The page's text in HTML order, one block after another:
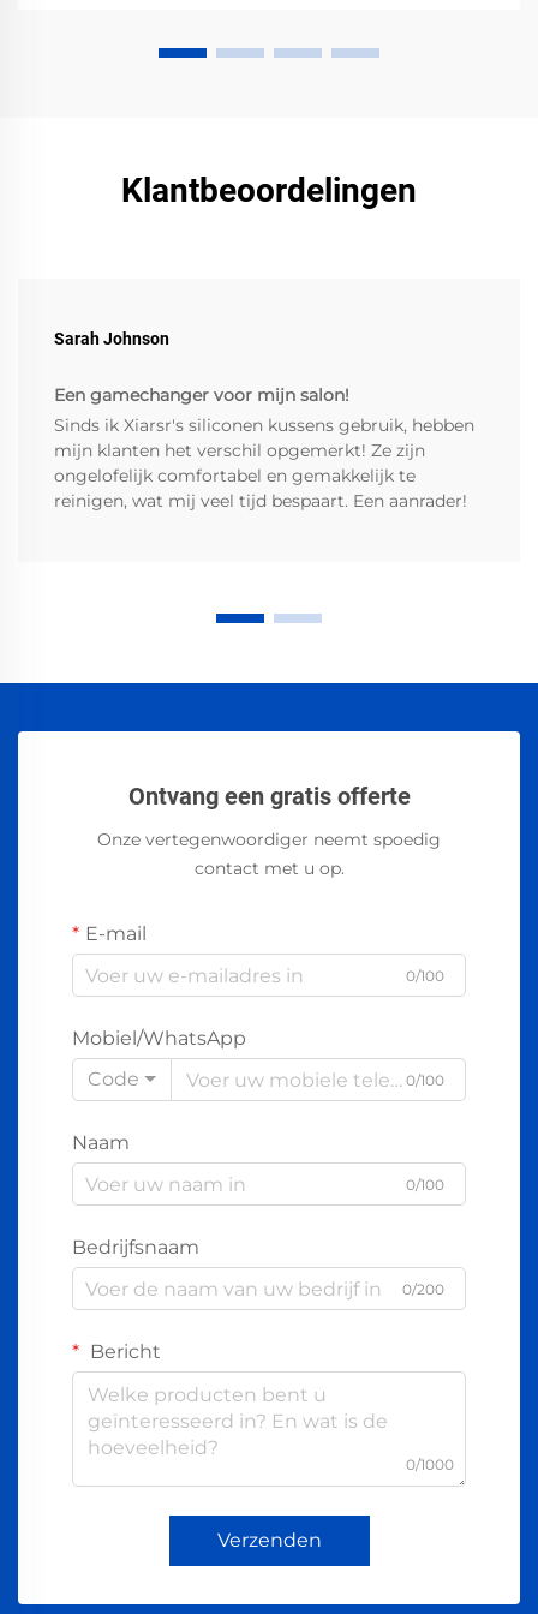
Klantbeoordelingen
Sarah Johnson
Een gamechanger voor mijn salon!
Sinds ik Xiarsr's siliconen kussens gebruik, hebben
mijn klanten het verschil opgemerkt! Ze zijn
ongelofelijk comfortabel en gemakkelijk te
reinigen, wat mij veel tijd bespaart. Een aanrader!
Ontvang een gratis offerte
Onze vertegenwoordiger neemt spoedig
contact met u op.
E-mail
0/100
Mobiel/WhatsApp
Code
0/100
Naam
0/100
Bedrijfsnaam
0/200
Bericht
0/1000
Verzenden